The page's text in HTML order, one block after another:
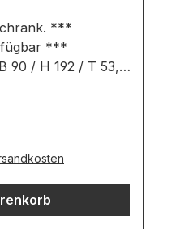
***
***
90 / H 192 / T 53,1
hohe Stellfüße
Wichtige
Belastung von
-borden bis 70,5